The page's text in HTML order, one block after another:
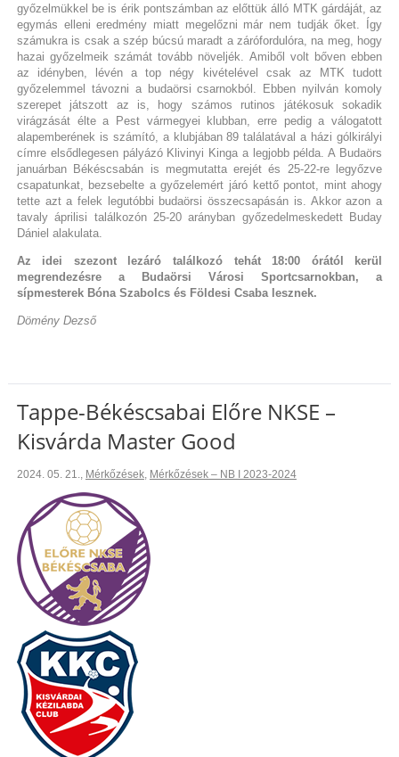
győzelmükkel be is érik pontszámban az előttük álló MTK gárdáját, az
egymás elleni eredmény miatt megelőzni már nem tudják őket. Így
számukra is csak a szép búcsú maradt a zárófordulóra, na meg, hogy
hazai győzelmeik számát tovább növeljék. Amiből volt bőven ebben
az idényben, lévén a top négy kivételével csak az MTK tudott
győzelemmel távozni a budaörsi csarnokból. Ebben nyilván komoly
szerepet játszott az is, hogy számos rutinos játékosuk sokadik
virágzását élte a Pest vármegyei klubban, erre pedig a válogatott
alapemberének is számító, a klubjában 89 találatával a házi gólkirályi
címre elsődlegesen pályázó Klivinyi Kinga a legjobb példa. A Budaörs
januárban Békéscsabán is megmutatta erejét és 25-22-re legyőzve
csapatunkat, bezsebelte a győzelemért járó kettő pontot, mint ahogy
tette azt a felek legutóbbi budaörsi összecsapásán is. Akkor azon a
tavaly áprilisi találkozón 25-20 arányban győzedelmeskedett Buday
Dániel alakulata.
Az idei szezont lezáró találkozó tehát 18:00 órától kerül
megrendezésre a Budaörsi Városi Sportcsarnokban, a
sípmesterek Bóna Szabolcs és Földesi Csaba lesznek.
Dömény Dezső
Tappe-Békéscsabai Előre NKSE –
Kisvárda Master Good
2024. 05. 21., Mérkőzések, Mérkőzések – NB I 2023-2024